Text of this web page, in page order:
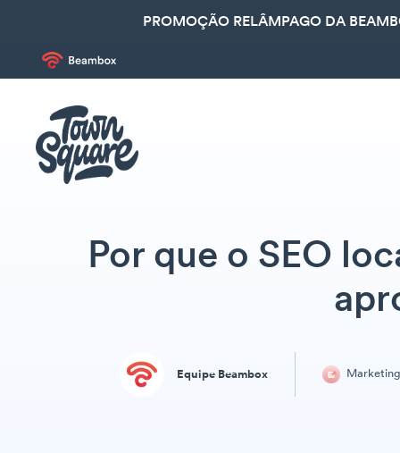
PROMOÇÃO RELÂMPAGO DA
Por que o SEO
Equipe Beambox Marketing